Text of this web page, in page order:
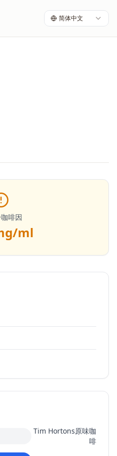
简体中文
啡因
ml
Tim Hortons原味咖
啡